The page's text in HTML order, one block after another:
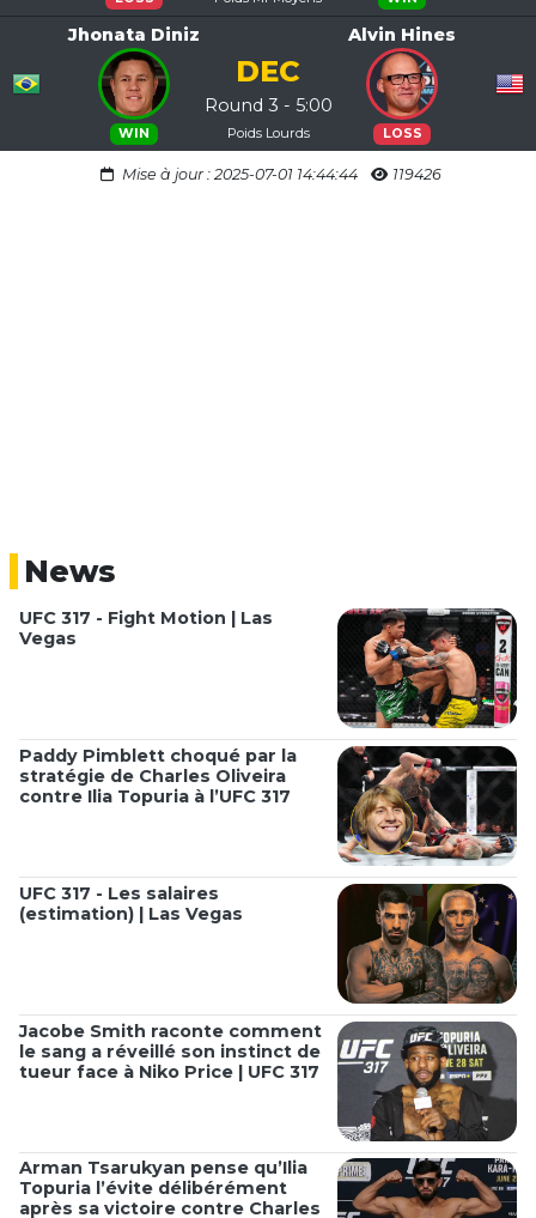
Jhonata Diniz
WIN
Alvin Hines
LOSS
DEC
Round 3 - 5:00
Poids Lourds
Mise à jour : 2025-07-01 14:44:44 119426
News
UFC 317 - Fight Motion | Las
Vegas
Paddy Pimblett choqué par la
stratégie de Charles Oliveira
contre Ilia Topuria à l’UFC 317
UFC 317 - Les salaires
(estimation) | Las Vegas
Jacobe Smith raconte comment
le sang a réveillé son instinct de
tueur face à Niko Price | UFC 317
Arman Tsarukyan pense qu’Ilia
Topuria l’évite délibérément
après sa victoire contre Charles